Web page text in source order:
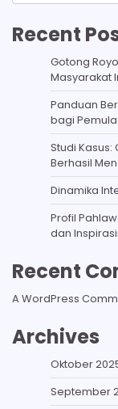
Recent
Gotong
Masyarakat
Panduan
bagi Pemula
Studi Kasus:
Berhasil
Dinamika
Profil
dan
Recent
A WordPress
Archives
Oktober
September